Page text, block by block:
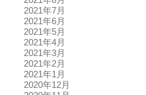
2021年7月
2021年6月
2021年5月
2021年4月
2021年3月
2021年2月
2021年1月
2020年12月